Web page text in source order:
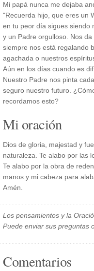
Mi papá nunca me dejaba
"Recuerda hijo, que eres un
en tu peor día sigues siendo
y un Padre orgulloso. Nos
siempre nos está regalando
agachada o nuestros
Aún en los días cuando es
Nuestro Padre nos pinta
seguro nuestro futuro.
recordamos esto?
Mi oración
Dios de gloria, majestad y
naturaleza. Te alabo por las
Te alabo por la obra de
manos y mi cabeza para
Amén.
Los pensamientos y la
Puede enviar sus preguntas
Comentarios